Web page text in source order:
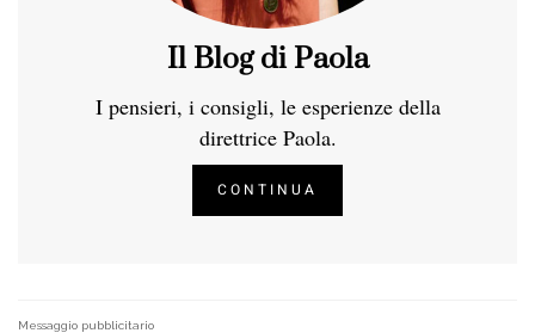
Il Blog di Paola
I pensieri, i consigli, le esperienze della
direttrice Paola.
CONTINUA
Messaggio pubblicitario